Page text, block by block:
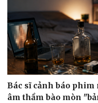
Bác sĩ cảnh báo
âm thầm bào mòn